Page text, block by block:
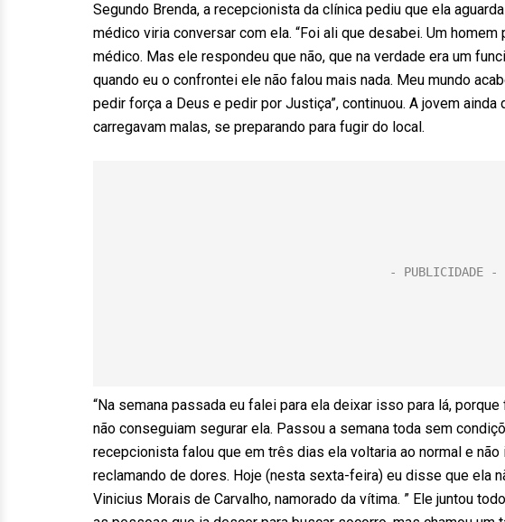
Segundo Brenda, a recepcionista da clínica pediu que ela
médico viria conversar com ela. “Foi ali que desabei. Um
médico. Mas ele respondeu que não, que na verdade era um
quando eu o confrontei ele não falou mais nada. Meu mundo
pedir força a Deus e pedir por Justiça”, continuou. A jovem
carregavam malas, se preparando para fugir do local.
“Na semana passada eu falei para ela deixar isso para lá,
não conseguiam segurar ela. Passou a semana toda sem
recepcionista falou que em três dias ela voltaria ao normal e
reclamando de dores. Hoje (nesta sexta-feira) eu disse que ela
Vinicius Morais de Carvalho, namorado da vítima. ” Ele juntou